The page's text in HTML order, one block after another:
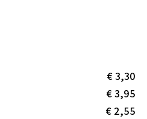
€ 3,30
€ 3,95
€ 2,55